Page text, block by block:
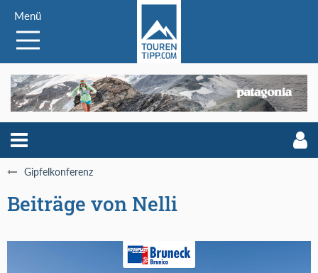
Menü
Gipfelkonferenz
Beiträge von Nelli